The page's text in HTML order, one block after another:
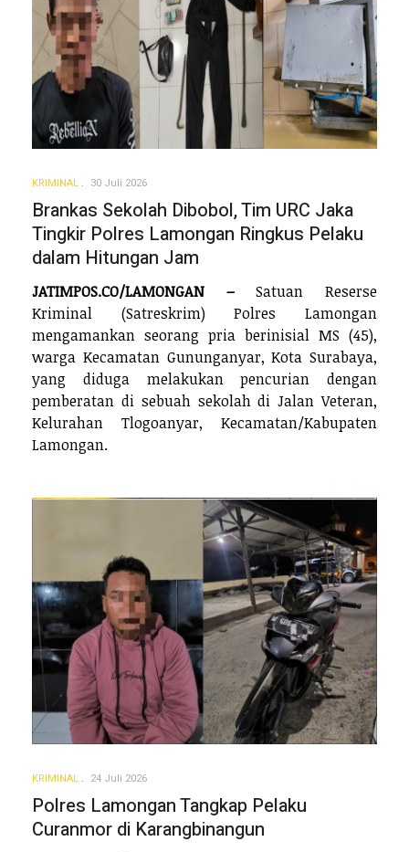
KRIMINAL 30 Juli 2026
Brankas Sekolah Dibobol, Tim URC Jaka
Tingkir Polres Lamongan Ringkus Pelaku
dalam Hitungan Jam
JATIMPOS.CO/LAMONGAN –Satuan Reserse
Kriminal (Satreskrim) Polres Lamongan
mengamankan seorang pria berinisial MS (45),
warga Kecamatan Gununganyar, Kota Surabaya,
yang diduga melakukan pencurian dengan
pemberatan di sebuah sekolah di Jalan Veteran,
Kelurahan Tlogoanyar, Kecamatan/Kabupaten
Lamongan.
KRIMINAL 24 Juli 2026
Polres Lamongan Tangkap Pelaku
Curanmor di Karangbinangun